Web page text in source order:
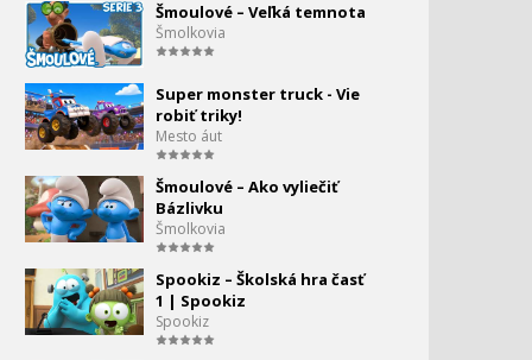
5:01
156. Tom a Jerry - Chytrá mačka
7:10
157.
Tom a Jerry #210 - Mačka
zo zámku
6:24
158.
Tom a Jerry #198 -
Mušketier
4:44
159.
Tom a Jerry - Malý Butch
Šmoulové – Veľká temnota
Šmolkovia
Super monster truck - Vie
robiť triky!
Mesto áut
Šmoulové – Ako vyliečiť
Bázlivku
Šmolkovia
Spookiz – Školská hra časť
1 | Spookiz
Spookiz